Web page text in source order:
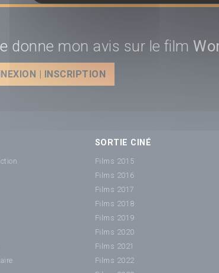
donne mon avis sur le film
| INSCRIPTION
SORTIE CINÉ
Films 2015
Films 2016
Films 2017
Films 2018
Films 2019
Films 2020
Films 2021
Films 2022